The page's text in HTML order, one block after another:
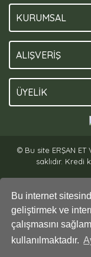
Bu internet
geliştirmek ve
çalışmasını
kullanılmaktadır.
KURUMSAL
ALIŞVERİŞ
ÜYELİK
© Bu site ERŞAN ET
saklıdır. Kredi